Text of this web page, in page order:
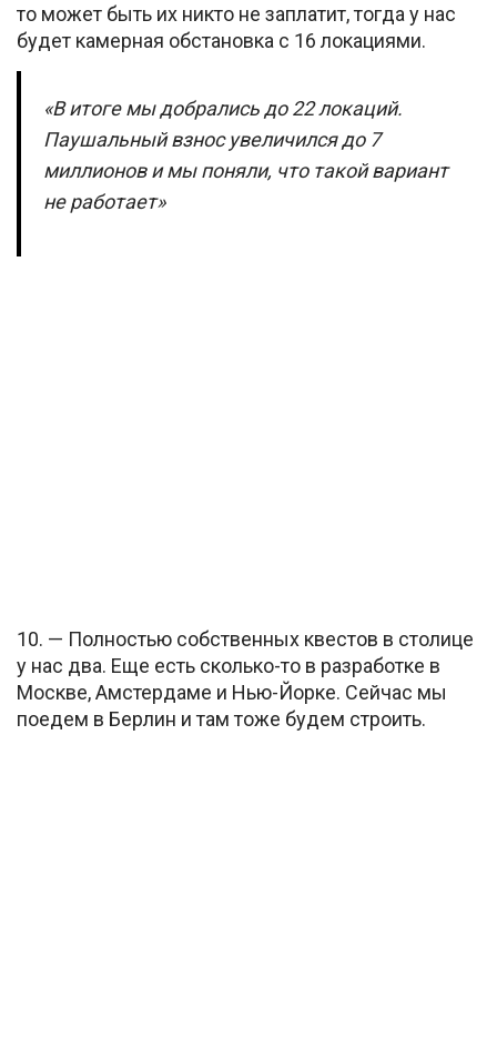
то может быть их никто не заплатит, тогда у нас
будет камерная обстановка с 16 локациями.
«В итоге мы добрались до 22 локаций.
Паушальный взнос увеличился до 7
миллионов и мы поняли, что такой вариант
не работает»
10. — Полностью собственных квестов в столице
у нас два. Еще есть сколько-то в разработке в
Москве, Амстердаме и Нью-Йорке. Сейчас мы
поедем в Берлин и там тоже будем строить.